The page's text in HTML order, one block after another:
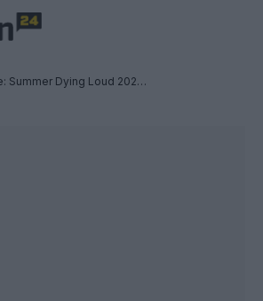
Słodkie, słodkie słońce: Summer Dying Loud 2023 - Relacja